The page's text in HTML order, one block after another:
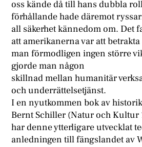
oss kände då till hans dubbla
förhållande hade däremot
all säkerhet kännedom om. Det
att amerikanerna var att
man förmodligen ingen större
gjorde man någon
skillnad mellan humanitär
och underrättelsetjänst.
I en nyutkommen bok av
Bernt Schiller (Natur och Kultur
har denne ytterligare utvecklat
anledningen till fängslandet av